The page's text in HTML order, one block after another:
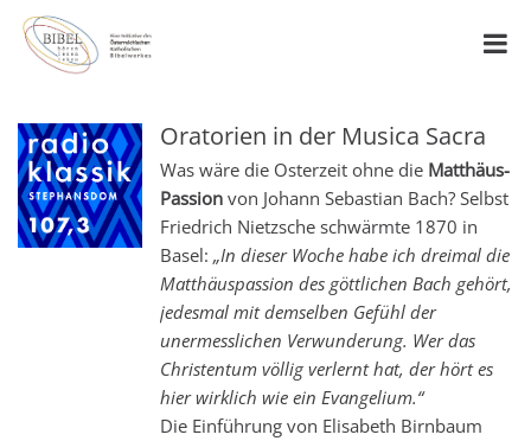
Oratorien in der Musica Sacra
Was wäre die Osterzeit ohne die Matthäus-
Passionvon Johann Sebastian Bach? Selbst
Friedrich Nietzsche schwärmte 1870 in
Basel: „In dieser Woche habe ich dreimal die
Matthäuspassion des göttlichen Bach gehört,
jedesmal mit demselben Gefühl der
unermesslichen Verwunderung. Wer das
Christentum völlig verlernt hat, der hört es
hier wirklich wie ein Evangelium.“
Die Einführung von Elisabeth Birnbaum